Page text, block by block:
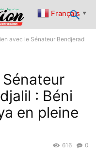
avec le Sénateur Bendjerad
: Béni
en pleine
0
616
Français ▼